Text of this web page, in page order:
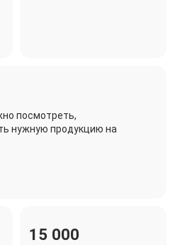
посмотреть,
нужную продукцию на
15 000